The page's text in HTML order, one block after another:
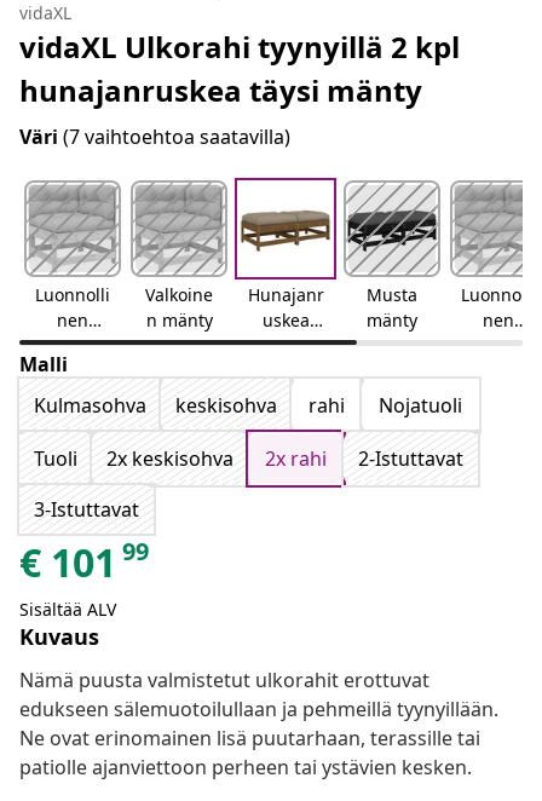
vidaXL
vidaXL Ulkorahi tyynyillä 2 kpl
hunajanruskea täysi mänty
Väri (7 vaihtoehtoa saatavilla)
Luonnolli
nen
mänty
Valkoine
n mänty
Hunajanr
uskea
mänty
Musta
mänty
Luonnolli
nen
douglask
uusi
Malli
Kulmasohva
keskisohva rahi
Nojatuoli
Tuoli
2x keskisohva 2x rahi
2-Istuttavat
3-Istuttavat
€ 101 99
Sisältää ALV
Kuvaus
Nämä puusta valmistetut ulkorahit erottuvat
edukseen sälemuotoilullaan ja pehmeillä tyynyillään.
Ne ovat erinomainen lisä puutarhaan, terassille tai
patiolle ajanviettoon perheen tai ystävien kesken.